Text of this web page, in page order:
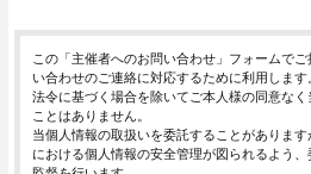
この「主催者へのお問い合わせ」フォームで
い合わせのご連絡に対応するために利用します。
法令に基づく場合を除いてご本人様の同意な
ことはありません。
当個人情報の取扱いを委託することがありま
における個人情報の安全管理が図られるよう